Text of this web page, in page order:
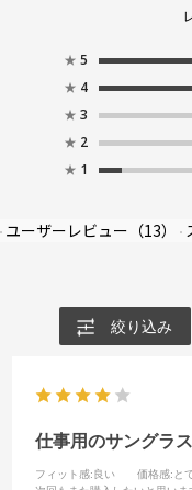
★ 5
★ 4
★ 3
★ 2
★ 1
ユーザーレビュー （13）
絞り込み
仕事用のサングラス
フィット感:良い 価格感:と